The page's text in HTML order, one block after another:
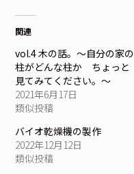
関連
vol.4 木の話。～自分の家の
柱がどんな柱か ちょっと
見てみてください。～
2021年6月17日
類似投稿
バイオ乾燥機の製作
2022年12月12日
類似投稿